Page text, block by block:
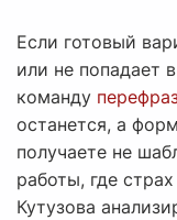
Если готовый
или не попадает
команду
останется, а
получаете не
работы, где
Кутузова